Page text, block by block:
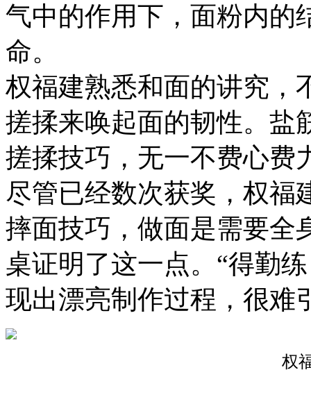
气中的作用下，面粉内的
命。
权福建熟悉和面的讲究，
搓揉来唤起面的韧性。盐
搓揉技巧，无一不费心费
尽管已经数次获奖，权福
摔面技巧，做面是需要全
桌证明了这一点。“得勤
现出漂亮制作过程，很难
权